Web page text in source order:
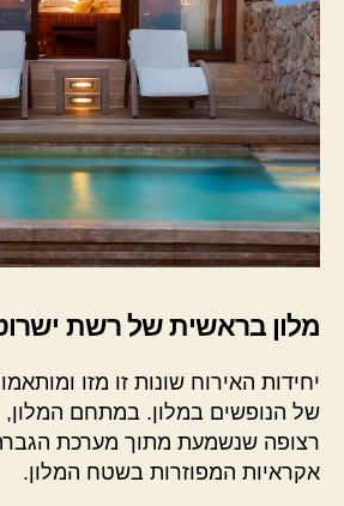
מלון בראשית של רשת
יחידות האירוח שונות זו מזו
של הנופשים במלון. במתחם המלון,
רצופה שנשמעת מתוך מערכת
אקראיות המפוזרות בשטח המלון.